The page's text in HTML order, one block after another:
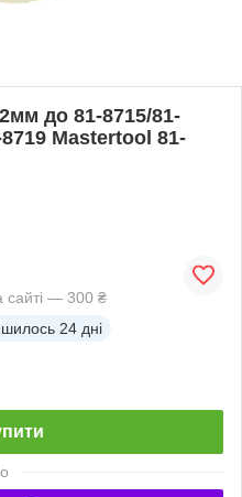
до 81-8715/81-
Mastertool 81-
сайті — 300 ₴
24 дні